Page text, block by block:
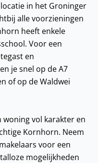
in het Groninger
alle voorzieningen
heeft enkele
Voor een
en
je snel op de A7
of op de Waldwei
woning vol karakter en
Kornhorn. Neem
voor een
mogelijkheden